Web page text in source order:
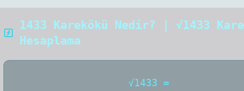
1433 Karekökü Nedir? | √1433
Hesaplama
√1433 =